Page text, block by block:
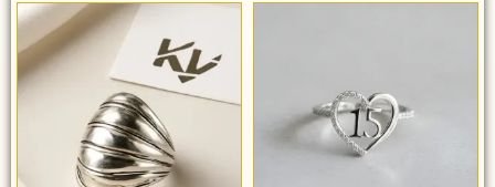
Este
producto
tiene
múltiples
variantes.
Las
opciones
variantes.
Las